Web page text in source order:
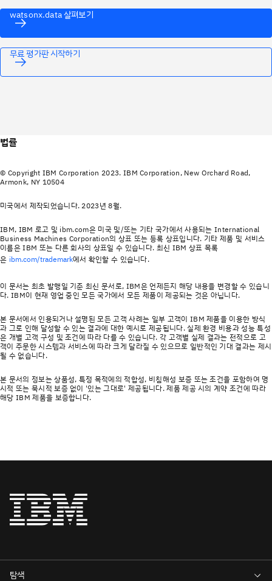
watsonx.data 살펴보기
무료 평가판 시작하기
법률
© Copyright IBM Corporation 2023. IBM Corporation, New Orchard Road,
Armonk, NY 10504
미국에서 제작되었습니다. 2023년 8월.
IBM, IBM 로고 및 ibm.com은 미국 및/또는 기타 국가에서 사용되는 International
Business Machines Corporation의 상표 또는 등록 상표입니다. 기타 제품 및 서비스
이름은 IBM 또는 다른 회사의 상표일 수 있습니다. 최신 IBM 상표 목록
은 ibm.com/trademark에서 확인할 수 있습니다.
이 문서는 최초 발행일 기준 최신 문서로, IBM은 언제든지 해당 내용을 변경할 수 있습니
다. IBM이 현재 영업 중인 모든 국가에서 모든 제품이 제공되는 것은 아닙니다.
본 문서에서 인용되거나 설명된 모든 고객 사례는 일부 고객이 IBM 제품을 이용한 방식
과 그로 인해 달성할 수 있는 결과에 대한 예시로 제공됩니다. 실제 환경 비용과 성능 특성
은 개별 고객 구성 및 조건에 따라 다를 수 있습니다. 각 고객별 실제 결과는 전적으로 고
객이 주문한 시스템과 서비스에 따라 크게 달라질 수 있으므로 일반적인 기대 결과는 제시
될 수 없습니다.
본 문서의 정보는 상품성, 특정 목적에의 적합성, 비침해성 보증 또는 조건을 포함하여 명
시적 또는 묵시적 보증 없이 '있는 그대로' 제공됩니다. 제품 제공 시의 계약 조건에 따라
해당 IBM 제품을 보증합니다.